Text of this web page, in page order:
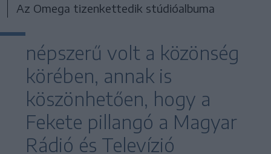
Az Omega tizenkettedik stúdióalbuma
népszerű volt a közönség
körében, annak is
köszönhetően, hogy a
Fekete pillangó a Magyar
Rádió és Televízió